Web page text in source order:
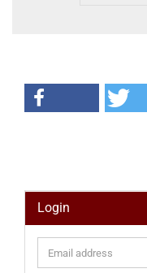
Login
Email
address